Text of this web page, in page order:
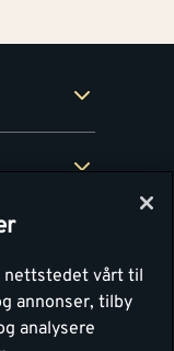
nettstedet vårt til
annonser, tilby
analysere